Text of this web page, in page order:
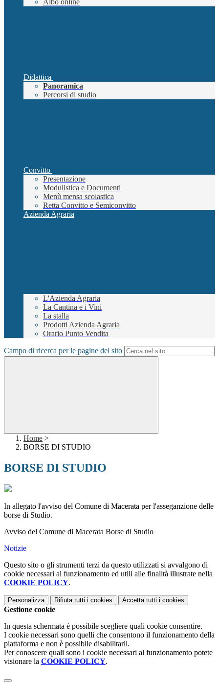
Albo online
Didattica
Panoramica
Percorsi di studio
Convitto
Presentazione
Modulistica e Documenti
Menù mensa scolastica
Retta Convitto e Semiconvitto
Azienda Agraria
L'Azienda Agraria
La Cantina e i Vini
La stalla
Prodotti Azienda Agraria
Orario Punto Vendita
Campo di ricerca per le pagine del sito
Home >
BORSE DI STUDIO
BORSE DI STUDIO
In allegato l'avviso del Comune di Macerata per l'asseganzione delle
borse di Studio.
Avviso del Comune di Macerata Borse di Studio
Notizie
Questo sito o gli strumenti terzi da questo utilizzati si avvalgono di
cookie necessari al funzionamento ed utili alle finalità illustrate nella
COOKIE POLICY.
Personalizza Rifiuta tutti i cookies Accetta tutti i cookies
Gestione cookie
In questa schermata è possibile scegliere quali cookie consentire.
I cookie necessari sono quelli che consentono il funzionamento della
piattaforma e non è possibile disabilitarli.
Per conoscere quali sono i cookie necessari al funzionamento potete
visionare la COOKIE POLICY.